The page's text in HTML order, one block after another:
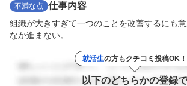
不満な点 仕事内容
組織が大きすぎて一つのことを改善するにも
なか進まない。...
就活生の方もクチコミ投稿OK！
以下のどちらかの登録で